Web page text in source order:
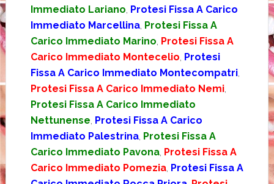
Immediato Lariano Protesi Fissa A Carico
Immediato Marcellina, Protesi Fissa A
Carico Immediato Marino Protesi Fissa A
Carico Immediato Montecelio Protesi
Fissa A Carico Immediato Montecompatri,
Protesi Fissa A Carico Immediato Nemi,
Protesi Fissa A Carico Immediato
Nettunense Protesi Fissa A Carico
Immediato Palestrina, Protesi Fissa A
Carico Immediato Pavona, Protesi Fissa A
Carico Immediato Pomezia, Protesi Fissa A